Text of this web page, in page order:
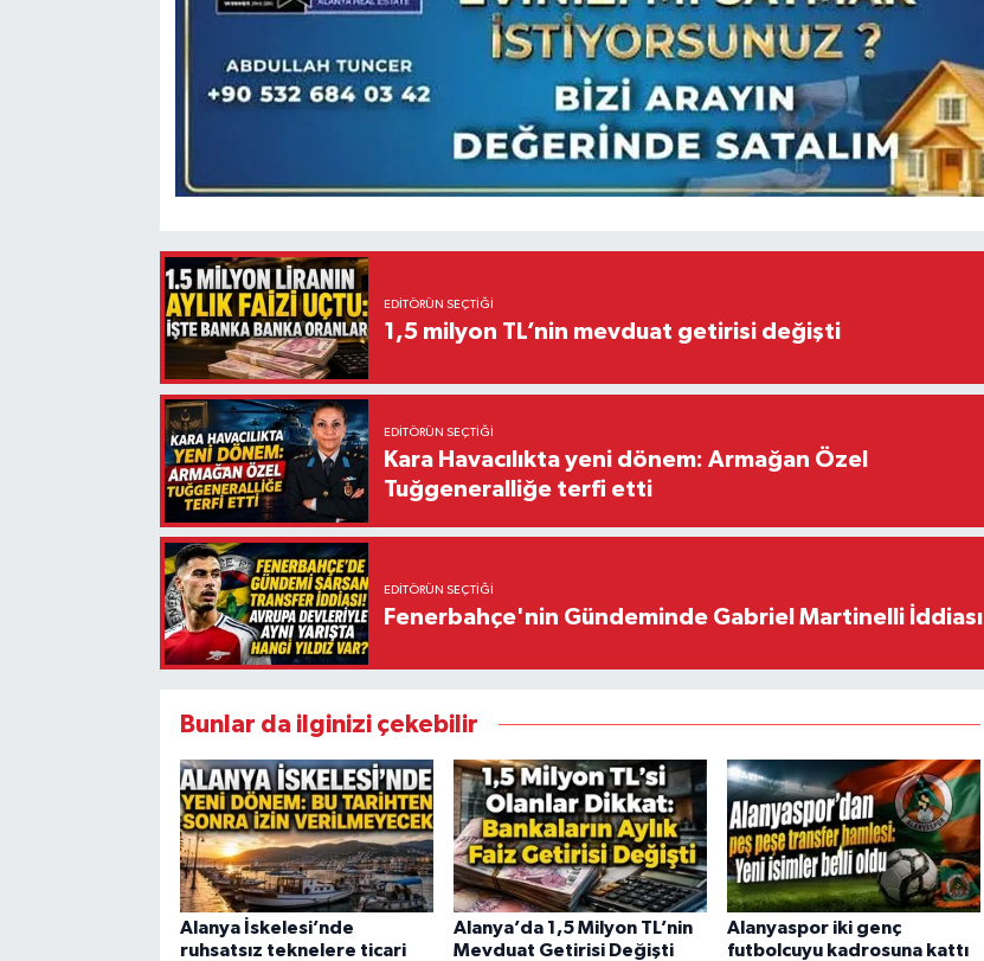
EDITÖRÜN SEÇTIĞI
1,5 milyon TL’nin mevduat getirisi değişti
EDITÖRÜN SEÇTIĞI
Kara Havacılıkta yeni dönem: Armağan Özel
Tuğgeneralliğe terfi etti
EDITÖRÜN SEÇTIĞI
Fenerbahçe'nin Gündeminde Gabriel Martinelli İddiası
Bunlar da ilginizi çekebilir
Alanya İskelesi’nde
ruhsatsız teknelere ticari
Alanya’da 1,5 Milyon TL’nin
Mevduat Getirisi Değişti
Alanyaspor iki genç
futbolcuyu kadrosuna kattı